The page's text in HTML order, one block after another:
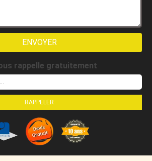
rappelle gratuitement